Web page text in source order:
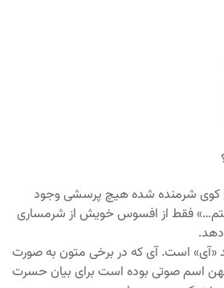
کوی شرمنده شده هیچ پرسشی وجود
فقط از افسوس خویش از شرمساری
«آی» است. آی که در برخی متون به صورت
اسم صوتی بوده است برای بیان حسرت